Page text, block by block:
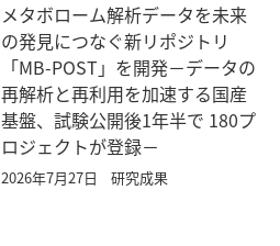
メタボローム解析データを未来
の発見につなぐ新リポジトリ
「MB-POST」を開発－データの
再解析と再利用を加速する国産
基盤、試験公開後1年半で 180プ
ロジェクトが登録－
2026年7月27日 研究成果